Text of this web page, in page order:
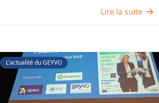
Lire la suite
L'actualité du GEYVO